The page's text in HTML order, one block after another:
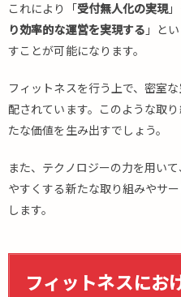
客の
運動
情報
ジタ
で可
視化
2.ジ
ム運
2.3.
ルス
これにより「 受付無人化の実現」
り効率的な運営を実現する 」と
すことが可能になります。
フィットネスを行う上で、密室
配されています。このような取
たな価値を生み出すでしょう。
また、テクノロジーの力を用い
やすくする新たな取り組みやサ
します。
フィットネスにお